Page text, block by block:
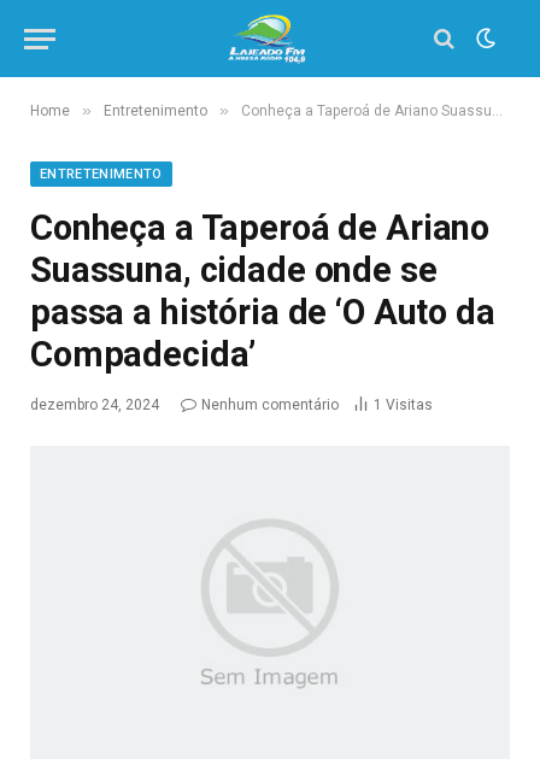
Home » Entretenimento » Conheça a Taperoá de Ariano Suassuna, cidade onde se passa a história de ‘O Auto da Compadecida’
ENTRETENIMENTO
Conheça a Taperoá de Ariano
Suassuna, cidade onde se
passa a história de ‘O Auto da
Compadecida’
dezembro 24, 2024 Nenhum comentário 1 Visitas